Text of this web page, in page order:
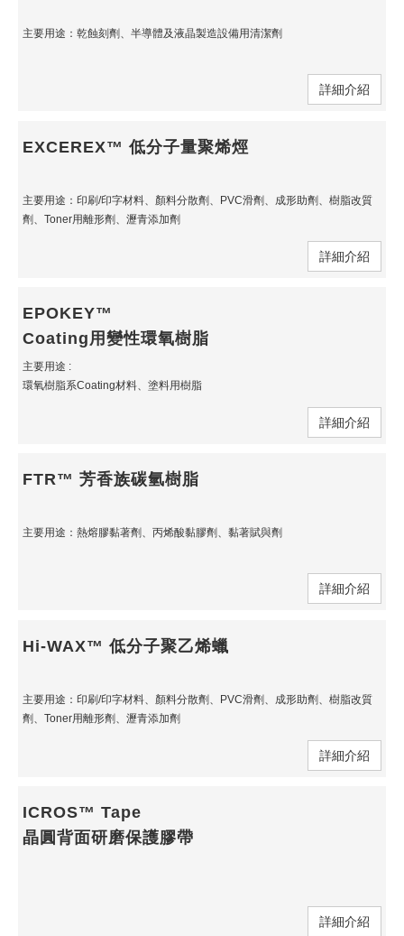
主要用途：乾蝕刻劑、半導體及液晶製造設備用清潔劑
詳細介紹
EXCEREX™ 低分子量聚烯烴
主要用途：印刷/印字材料、顏料分散劑、PVC滑劑、成形助劑、樹脂改質
劑、Toner用離形劑、瀝青添加劑
詳細介紹
EPOKEY™
Coating用變性環氧樹脂
主要用途 :
環氧樹脂系Coating材料、塗料用樹脂
詳細介紹
FTR™ 芳香族碳氫樹脂
主要用途：熱熔膠黏著劑、丙烯酸黏膠劑、黏著賦與劑
詳細介紹
Hi-WAX™ 低分子聚乙烯蠟
主要用途：印刷/印字材料、顏料分散劑、PVC滑劑、成形助劑、樹脂改質
劑、Toner用離形劑、瀝青添加劑
詳細介紹
ICROS™ Tape
晶圓背面研磨保護膠帶
詳細介紹